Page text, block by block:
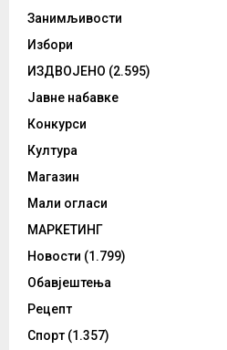
Занимљивости
Избори
ИЗДВОЈЕНО (2.595)
Јавне набавке
Конкурси
Култура
Магазин
Мали огласи
МАРКЕТИНГ
Новости (1.799)
Обавјештења
Рецепт
Спорт (1.357)